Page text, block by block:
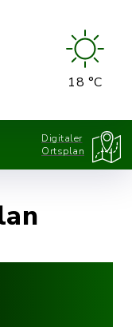
18 °C
Digitaler
Ortsplan